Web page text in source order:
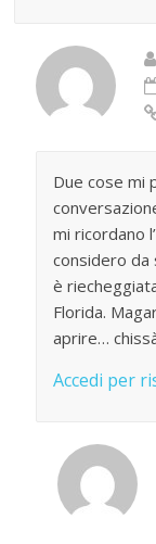
Due cose mi
mi ricordano
considero da
è
Florida.
aprire…
Accedi per